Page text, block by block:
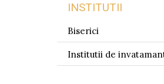
INSTITUTII
Biserici
Institutii de